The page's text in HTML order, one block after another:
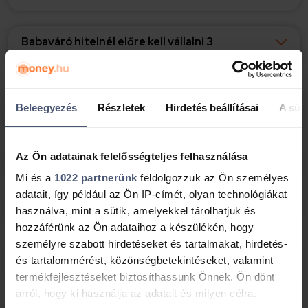
Beleegyezés Részletek Hirdetés beállításai A
Az Ön adatainak felelősségteljes felhasználása
Mi és a 1022 partnerünk feldolgozzuk az Ön személyes
adatait, így például az Ön IP-címét, olyan technológiákat
használva, mint a sütik, amelyekkel tárolhatjuk és
hozzáférünk az Ön adataihoz a készülékén, hogy
személyre szabott hirdetéseket és tartalmakat, hirdetés-
és tartalommérést, közönségbetekintéseket, valamint
termékfejlesztéseket biztosíthassunk Önnek. Ön dönt
arról, hogy ki használja az adatait és milyen célra.
Babaváró hitelnél előre kell vállalni 3
Örökbefogadás esetén vannak külön
feltételek?
Élettársi kapcsolat esetén igényelhető a hitel?
A férj életkorára van megkötés?
Egyéni vállalkozóként is igényelhetem a
Babaváró hitelt?